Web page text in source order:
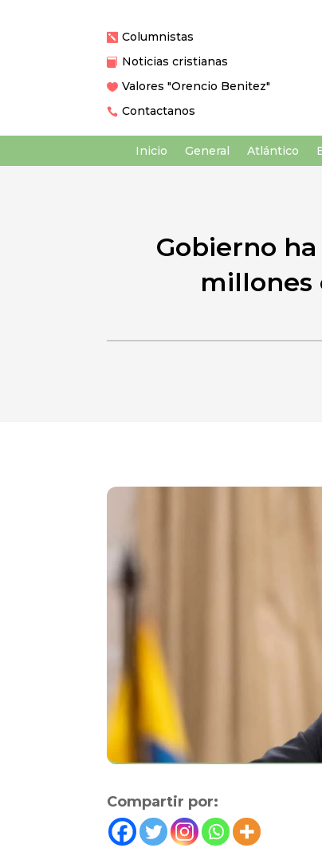
 Columnistas
 Noticias cristianas
 Valores "Orencio Benitez"
 Contactanos
Inicio General Atlántico
Gobierno
millones
Compartir por: